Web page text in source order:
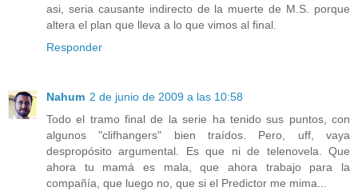
asi, seria causante indirecto de la muerte de M.S. porque
altera el plan que lleva a lo que vimos al final.
Responder
Nahum 2 de junio de 2009 a las 10:58
Todo el tramo final de la serie ha tenido sus puntos, con
algunos "clifhangers" bien traídos. Pero, uff, vaya
despropósito argumental. Es que ni de telenovela. Que
ahora tu mamá es mala, que ahora trabajo para la
compañía, que luego no, que si el Predictor me mima...